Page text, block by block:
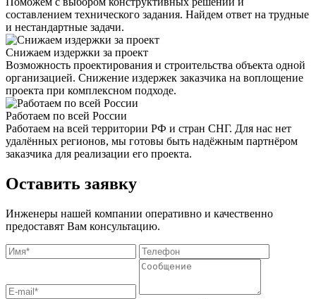
составлением технического задания. Найдем ответ на трудные
и нестандартные задачи.
Снижаем издержки за проект
Возможность проектирования и строительства объекта одной
организацией. Снижение издержек заказчика на воплощение
проекта при комплексном подходе.
Работаем по всей России
Работаем на всей территории РФ и стран СНГ. Для нас нет
удалённых регионов, мы готовы быть надёжным партнёром
заказчика для реализации его проекта.
Оставить заявку
Инженеры нашей компании оперативно и качественно
предоставят Вам консультацию.